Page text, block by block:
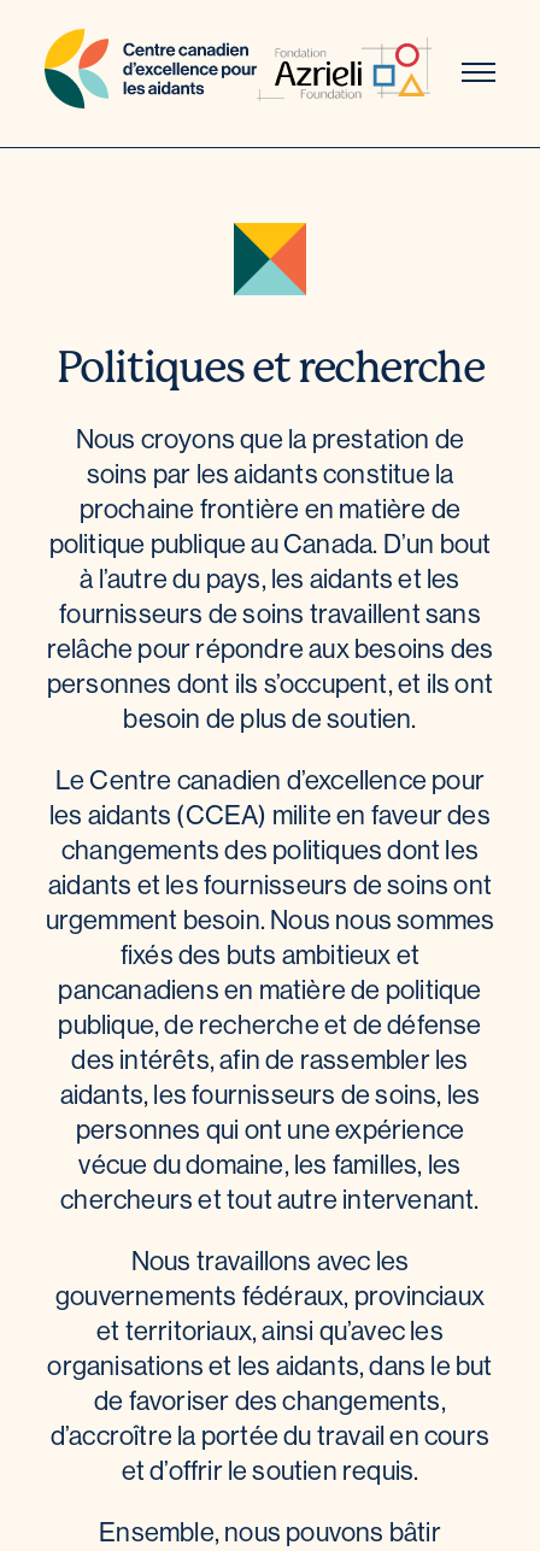
Politiques et recherche
Nous croyons que la prestation de
soins par les aidants constitue la
prochaine frontière en matière de
politique publique au Canada. D’un bout
à l’autre du pays, les aidants et les
fournisseurs de soins travaillent sans
relâche pour répondre aux besoins des
personnes dont ils s’occupent, et ils ont
besoin de plus de soutien.
Le Centre canadien d’excellence pour
les aidants (CCEA) milite en faveur des
changements des politiques dont les
aidants et les fournisseurs de soins ont
urgemment besoin. Nous nous sommes
fixés des buts ambitieux et
pancanadiens en matière de politique
publique, de recherche et de défense
des intérêts, afin de rassembler les
aidants, les fournisseurs de soins, les
personnes qui ont une expérience
vécue du domaine, les familles, les
chercheurs et tout autre intervenant.
Nous travaillons avec les
gouvernements fédéraux, provinciaux
et territoriaux, ainsi qu’avec les
organisations et les aidants, dans le but
de favoriser des changements,
d’accroître la portée du travail en cours
et d’offrir le soutien requis.
Ensemble, nous pouvons bâtir